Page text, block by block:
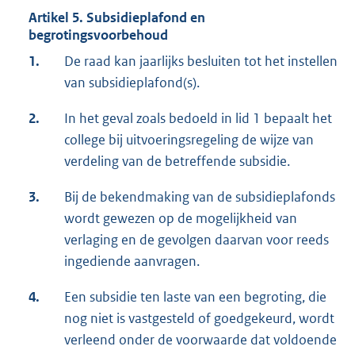
Artikel 5. Subsidieplafond en
begrotingsvoorbehoud
1.
De raad kan jaarlijks besluiten tot het instellen
van subsidieplafond(s).
2.
In het geval zoals bedoeld in lid 1 bepaalt het
college bij uitvoeringsregeling de wijze van
verdeling van de betreffende subsidie.
3.
Bij de bekendmaking van de subsidieplafonds
wordt gewezen op de mogelijkheid van
verlaging en de gevolgen daarvan voor reeds
ingediende aanvragen.
4.
Een subsidie ten laste van een begroting, die
nog niet is vastgesteld of goedgekeurd, wordt
verleend onder de voorwaarde dat voldoende